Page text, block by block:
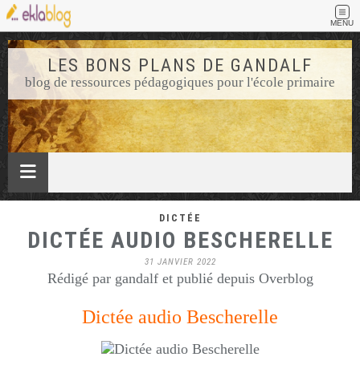
MENU
LES BONS PLANS DE GANDALF
blog de ressources pédagogiques pour l'école primaire
DICTÉE
DICTÉE AUDIO BESCHERELLE
31 JANVIER 2022
Rédigé par gandalf et publié depuis Overblog
Dictée audio Bescherelle